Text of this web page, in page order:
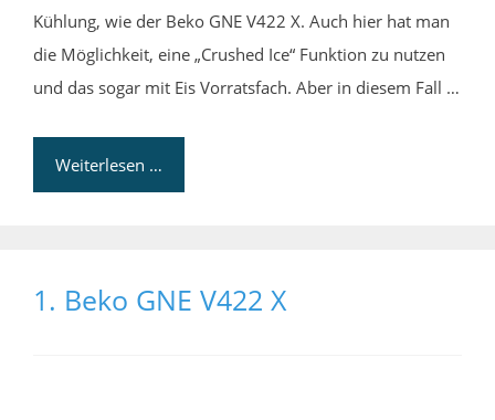
Kühlung, wie der Beko GNE V422 X. Auch hier hat man
die Möglichkeit, eine „Crushed Ice“ Funktion zu nutzen
und das sogar mit Eis Vorratsfach. Aber in diesem Fall …
Weiterlesen …
1. Beko GNE V422 X